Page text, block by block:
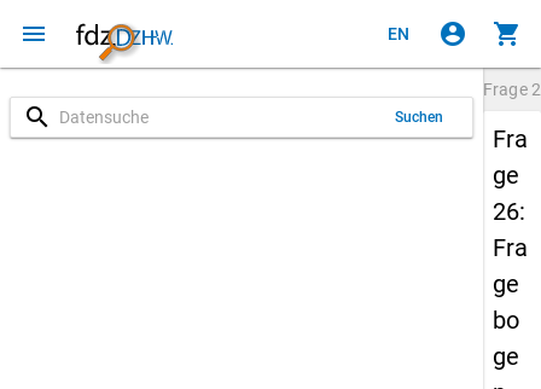
menu EN account_circle shopping_cart
search Suchen
Frage
Fra
ge
26:
Fra
ge
bo
ge